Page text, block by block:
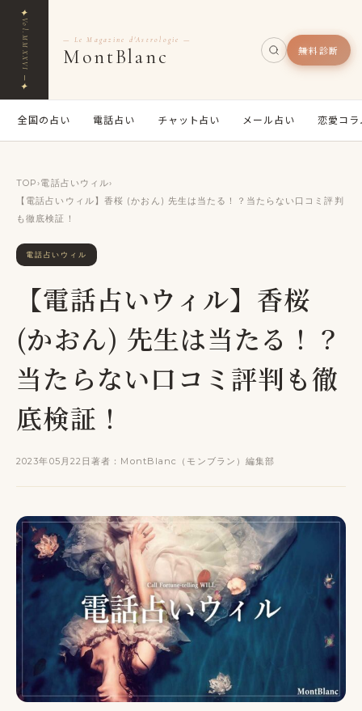
✦
Vol.MMXXVI ─
✦
— Le Magazine d'Astrologie —
MontBlanc 無料診断
全国の占い 電話占い チャット占い メール占い 恋愛コラ
TOP›電話占いウィル›
【電話占いウィル】香桜 (かおん) 先生は当たる！？当たらない口コミ評判
も徹底検証！
電話占いウィル
【電話占いウィル】香桜
(かおん) 先生は当たる！？
当たらない口コミ評判も徹
底検証！
2023年05月22日著者：MontBlanc（モンブラン）編集部